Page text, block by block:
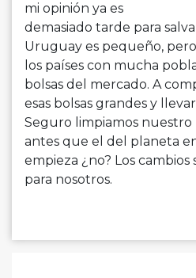
mi opinión ya es
demasiado tarde para
Uruguay es pequeño,
los países con mucha
bolsas del mercado. A
esas bolsas grandes y
Seguro limpiamos
antes que el del planeta
empieza ¿no? Los
para nosotros.